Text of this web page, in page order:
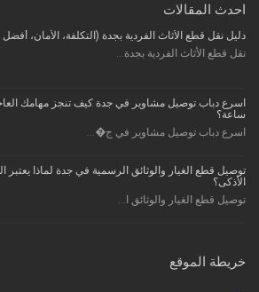
احدث المقالات
دليل نقل قطع الأثاث الفردية بجدة (التكلفة، الأمان،
نقل قطع الأثاث الفردية بجدة...
اسرع دباب توصيل مشاوير في جدة كيف تنجز مهامك
ساعة؟
اسرع دباب توصيل مشاوير في ج�...
توصيل قطع الغيار والوثائق الرسمية في جدة لماذا يعتبر
الأذكى؟
توصيل قطع الغيار والوثائق ا...
خريطة الموقع